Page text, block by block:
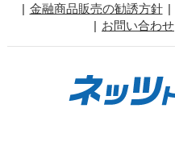
金融商品販売の勧誘方針
お問い合わせ